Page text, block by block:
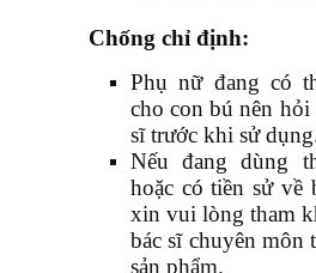
Chống chỉ định:
Phụ nữ đang có
cho con bú nên hỏi
sĩ trước khi sử
Nếu đang dùng
hoặc có tiền sử về
xin vui lòng tham
bác sĩ chuyên môn
sản phẩm.